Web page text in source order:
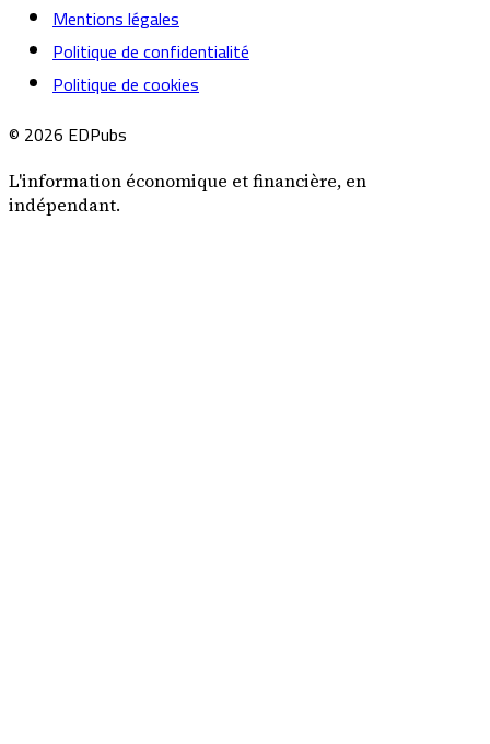
Mentions légales
Politique de confidentialité
Politique de cookies
© 2026 EDPubs
L'information économique et financière, en
indépendant.